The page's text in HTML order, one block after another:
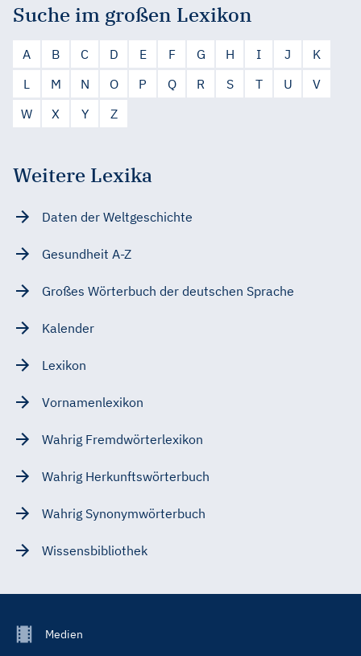
Suche im großen Lexikon
A B C D E F G H I J
K
L
M N O P Q R S T U
V
W
X Y Z
Weitere Lexika
Daten der Weltgeschichte
Gesundheit A-Z
Großes Wörterbuch der deutschen Sprache
Kalender
Lexikon
Vornamenlexikon
Wahrig Fremdwörterlexikon
Wahrig Herkunftswörterbuch
Wahrig Synonymwörterbuch
Wissensbibliothek
FooterMedien